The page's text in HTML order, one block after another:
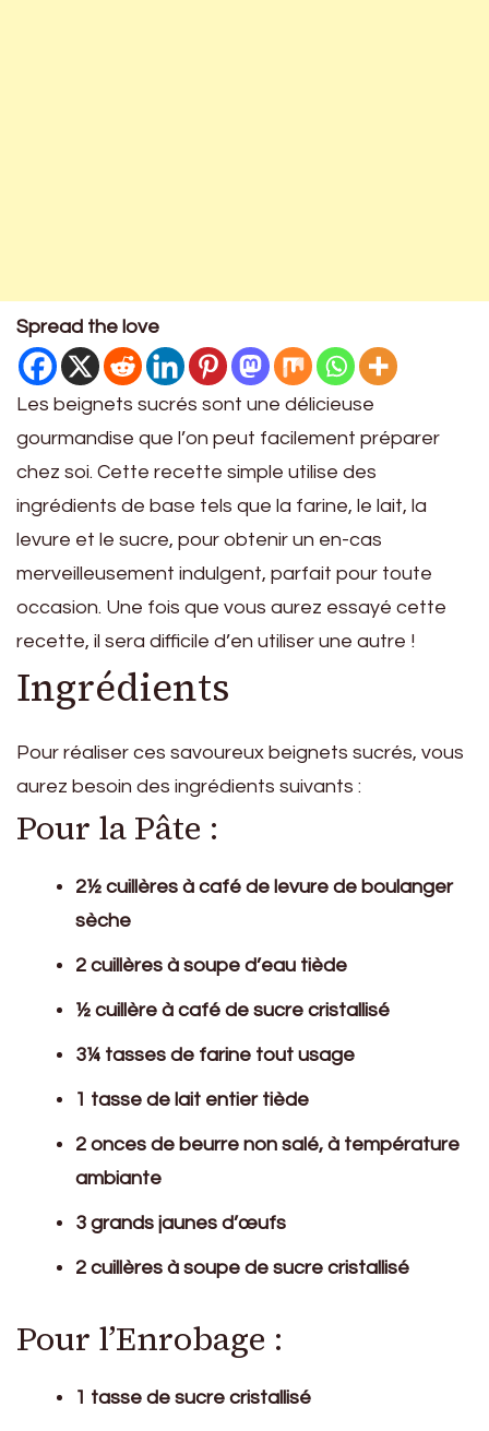
Spread the love
Les beignets sucrés sont une délicieuse
gourmandise que l’on peut facilement préparer
chez soi. Cette recette simple utilise des
ingrédients de base tels que la farine, le lait, la
levure et le sucre, pour obtenir un en-cas
merveilleusement indulgent, parfait pour toute
occasion. Une fois que vous aurez essayé cette
recette, il sera difficile d’en utiliser une autre !
Ingrédients
Pour réaliser ces savoureux beignets sucrés, vous
aurez besoin des ingrédients suivants :
Pour la Pâte :
2½ cuillères à café de levure de boulanger
sèche
2 cuillères à soupe d’eau tiède
½ cuillère à café de sucre cristallisé
3¼ tasses de farine tout usage
1 tasse de lait entier tiède
2 onces de beurre non salé, à température
ambiante
3 grands jaunes d’œufs
2 cuillères à soupe de sucre cristallisé
Pour l’Enrobage :
1 tasse de sucre cristallisé